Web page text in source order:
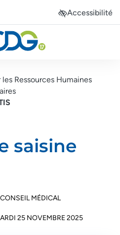
Accessibilité
Site officiel du Centre
Ressources Humaines
saisine
CONSEIL MÉDICAL
25 NOVEMBRE 2025